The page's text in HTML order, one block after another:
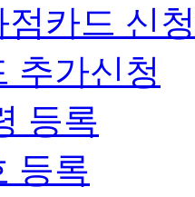
점카드 신청
추가신청
등록
등록